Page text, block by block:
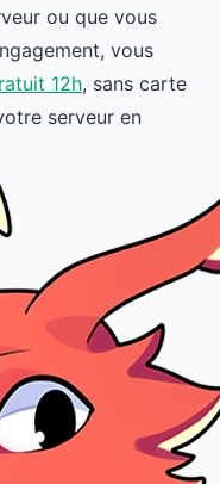
ou que vous
vous
12h, sans carte
serveur en